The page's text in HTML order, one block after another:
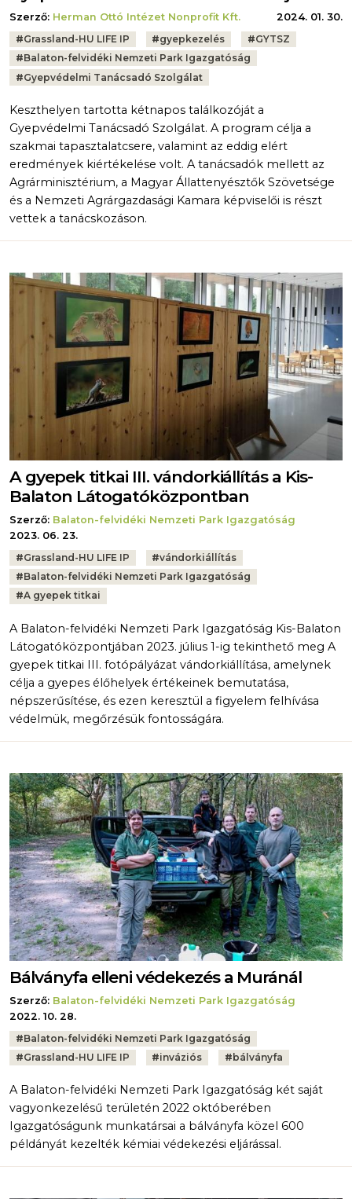
Szerző: Herman Ottó Intézet Nonprofit Kft.
2024. 01. 30.
Tags:
#Grassland-HU LIFE IP #gyepkezelés #GYTSZ
#Balaton-felvidéki Nemzeti Park Igazgatóság
#Gyepvédelmi Tanácsadó Szolgálat
Keszthelyen tartotta kétnapos találkozóját a
Gyepvédelmi Tanácsadó Szolgálat. A program célja a
szakmai tapasztalatcsere, valamint az eddig elért
eredmények kiértékelése volt. A tanácsadók mellett az
Agrárminisztérium, a Magyar Állattenyésztők Szövetsége
és a Nemzeti Agrárgazdasági Kamara képviselői is részt
vettek a tanácskozáson.
A gyepek titkai III. vándorkiállítás a Kis-
Balaton Látogatóközpontban
Szerző: Balaton-felvidéki Nemzeti Park Igazgatóság
2023. 06. 23.
Tags:
#Grassland-HU LIFE IP #vándorkiállítás
#Balaton-felvidéki Nemzeti Park Igazgatóság
#A gyepek titkai
A Balaton-felvidéki Nemzeti Park Igazgatóság Kis-Balaton
Látogatóközpontjában 2023. július 1-ig tekinthető meg A
gyepek titkai III. fotópályázat vándorkiállítása, amelynek
célja a gyepes élőhelyek értékeinek bemutatása,
népszerűsítése, és ezen keresztül a figyelem felhívása
védelmük, megőrzésük fontosságára.
Bálványfa elleni védekezés a Muránál
Szerző: Balaton-felvidéki Nemzeti Park Igazgatóság
2022. 10. 28.
Tags:
#Balaton-felvidéki Nemzeti Park Igazgatóság
#Grassland-HU LIFE IP #inváziós # bálványfa
A Balaton-felvidéki Nemzeti Park Igazgatóság két saját
vagyonkezelésű területén 2022 októberében
Igazgatóságunk munkatársai a bálványfa közel 600
példányát kezelték kémiai védekezési eljárással.